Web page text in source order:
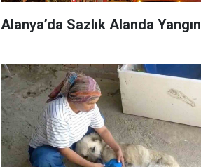
Alanya’da Sazlık Alanda Yangın